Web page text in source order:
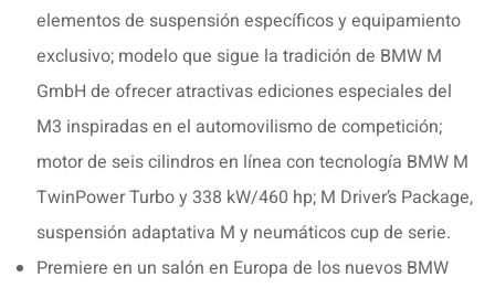
elementos de suspensión específicos y equipamiento
exclusivo; modelo que sigue la tradición de BMW M
GmbH de ofrecer atractivas ediciones especiales del
M3 inspiradas en el automovilismo de competición;
motor de seis cilindros en línea con tecnología BMW M
TwinPower Turbo y 338 kW/460 hp; M Driver’s Package,
suspensión adaptativa M y neumáticos cup de serie.
Premiere en un salón en Europa de los nuevos BMW